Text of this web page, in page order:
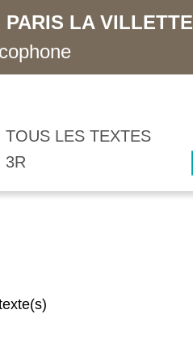
PARIS LA VILLETTE
TOUS LES TEXTES
3R